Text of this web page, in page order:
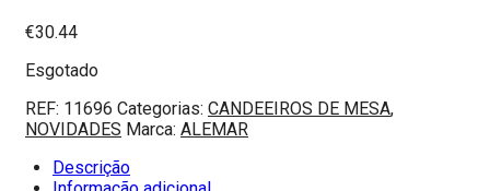
€30.44
Esgotado
REF: 11696 Categorias: CANDEEIROS DE MESA,
NOVIDADES Marca: ALEMAR
Descrição